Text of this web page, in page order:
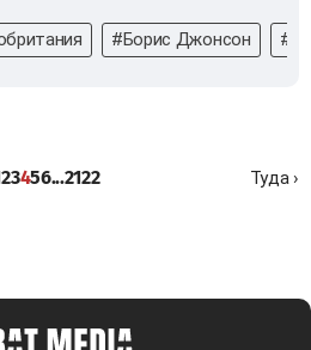
#Борис Джонсон
23456...2122 Туда ›